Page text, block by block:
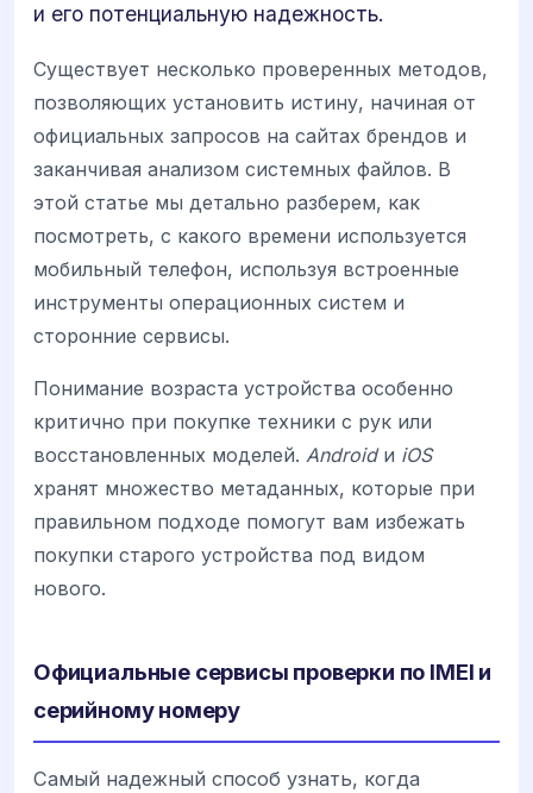
и его потенциальную надежность.
Существует несколько проверенных методов,
позволяющих установить истину, начиная от
официальных запросов на сайтах брендов и
заканчивая анализом системных файлов. В
этой статье мы детально разберем, как
посмотреть, с какого времени используется
мобильный телефон, используя встроенные
инструменты операционных систем и
сторонние сервисы.
Понимание возраста устройства особенно
критично при покупке техники с рук или
восстановленных моделей. Androidи iOS
хранят множество метаданных, которые при
правильном подходе помогут вам избежать
покупки старого устройства под видом
нового.
Официальные сервисы проверки по IMEI и
серийному номеру
Самый надежный способ узнать, когда